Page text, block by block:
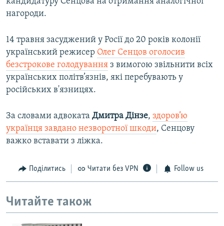
нагороди.
14 травня засуджений у Росії до 20 років колонії
український режисер Олег Сенцов оголосив
безстрокове голодування з вимогою звільнити всіх
українських політв’язнів, які перебувають у
російських в'язницях.
За словами адвоката Дмитра Дінзе, здоров’ю
українця завдано незворотної шкоди, Сенцову
важко вставати з ліжка.
Поділитись Читати без VPN Follow us
Читайте також